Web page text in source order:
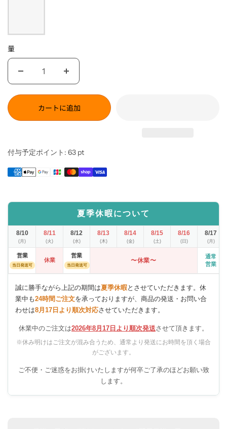
量
カートに追加
付与予定ポイント: 63 pt
夏季休暇について
8/10
(月)
8/11
(火)
8/12
(水)
8/13
(木)
8/14
(金)
8/15
(土)
8/16
(日)
8/17
(月)
営業
当日発送可
休業
営業
当日発送可
〜休業〜
通常
営業
誠に勝手ながら上記の期間は夏季休暇とさせていただきます。休
業中も24時間ご注文を承っておりますが、商品の発送・お問い合
わせは8月17日より順次対応させていただきます。
休業中のご注文は2026年8月17日より順次発送させて頂きます。
※休み明けはご注文が混み合うため、通常より発送にお時間を頂く場合
がございます。
ご不便・ご迷惑をお掛けいたしますが何卒ご了承のほどお願い致
します。